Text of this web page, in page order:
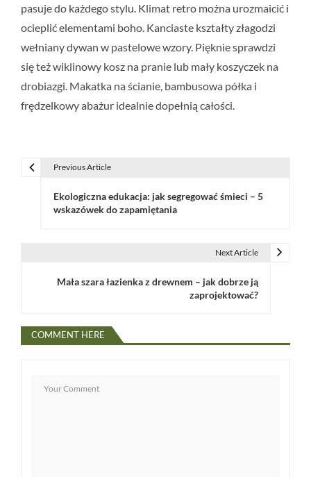
pasuje do każdego stylu. Klimat retro można urozmaicić i
ocieplić elementami boho. Kanciaste kształty złagodzi
wełniany dywan w pastelowe wzory. Pięknie sprawdzi
się też wiklinowy kosz na pranie lub mały koszyczek na
drobiazgi. Makatka na ścianie, bambusowa półka i
frędzelkowy abażur idealnie dopełnią całości.
c
Previous Article
Ekologiczna edukacja: jak segregować śmieci – 5
wskazówek do zapamiętania
Next Article
Mała szara łazienka z drewnem – jak dobrze ją
zaprojektować?
COMMENT HERE